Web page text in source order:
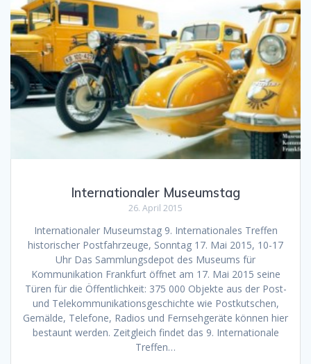
Internationaler Museumstag
26. April 2015
Internationaler Museumstag 9. Internationales Treffen
historischer Postfahrzeuge, Sonntag 17. Mai 2015, 10-17
Uhr Das Sammlungsdepot des Museums für
Kommunikation Frankfurt öffnet am 17. Mai 2015 seine
Türen für die Öffentlichkeit: 375 000 Objekte aus der Post-
und Telekommunikationsgeschichte wie Postkutschen,
Gemälde, Telefone, Radios und Fernsehgeräte können hier
bestaunt werden. Zeitgleich findet das 9. Internationale
Treffen…